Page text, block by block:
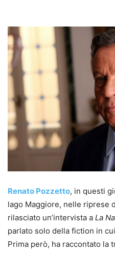
Renato Pozzetto, in questi
lago Maggiore, nelle riprese
rilasciato un’intervista a La
parlato solo della fiction in
Prima però, ha raccontato la